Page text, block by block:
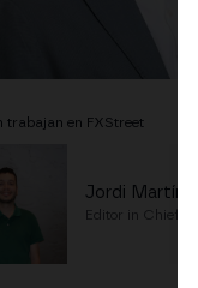
trabajan en FXStreet
Jordi Martínez
Editor in Chief